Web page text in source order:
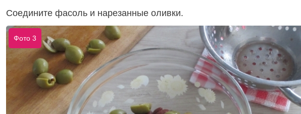
Соедините фасоль и нарезанные оливки.
Фото 3